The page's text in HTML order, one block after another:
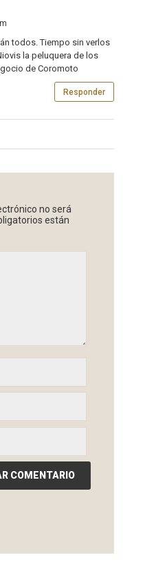
todos. Tiempo sin verlos
la peluquera de los
de Coromoto
Responder
no será
están